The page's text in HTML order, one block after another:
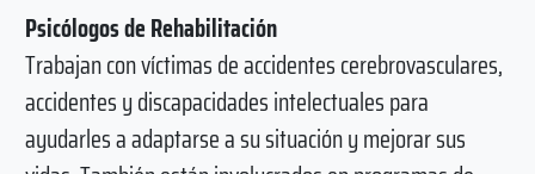
Psicólogos de Rehabilitación
Trabajan con víctimas de accidentes cerebrovasculares,
accidentes y discapacidades intelectuales para
ayudarles a adaptarse a su situación y mejorar sus